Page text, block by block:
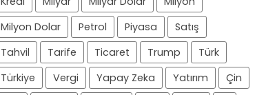
Milyon Dolar
Petrol Piyasa
Satış
Tahvil
Tarife Ticaret Trump
Türk
Türkiye
Vergi Yapay Zeka Yatırım
Çin